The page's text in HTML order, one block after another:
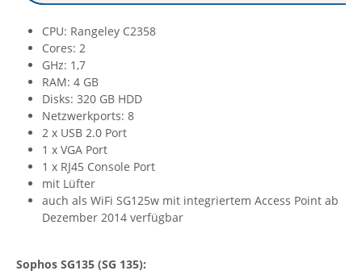
CPU: Rangeley C2358
Cores: 2
GHz: 1,7
RAM: 4 GB
Disks: 320 GB HDD
Netzwerkports: 8
2 x USB 2.0 Port
1 x VGA Port
1 x RJ45 Console Port
mit Lüfter
auch als WiFi SG125w mit integriertem Access Point ab
Dezember 2014 verfügbar
Sophos SG135 (SG 135):